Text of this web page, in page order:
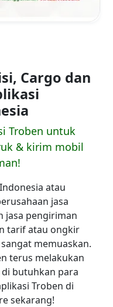
Cargo dan
Troben untuk
& kirim mobil
atau
jasa
jasa pengiriman
tarif atau ongkir
memuaskan.
terus melakukan
butuhkan para
Troben di
sekarang!